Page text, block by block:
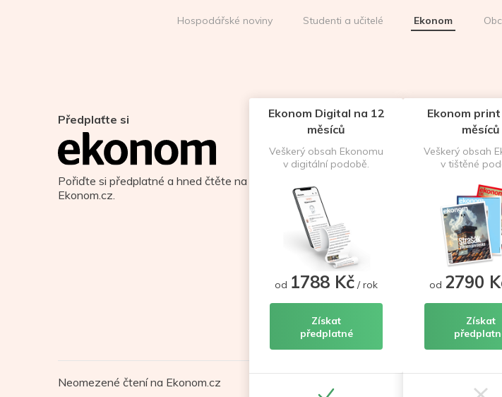
Hospodářské noviny Studenti a učitelé Ekonom
Předplaťte si
Pořiďte si předplatné a hned čtěte na
Ekonom.cz.
Neomezené čtení na Ekonom.cz
Ekonom Digital na 12
měsíců
Veškerý obsah Ekonomu
v digitální podobě.
od 1788 Kč / rok
Získat
předplatné
Ekonom
měsíců
Veškerý obsah
v tištěné
od 2790
Získat